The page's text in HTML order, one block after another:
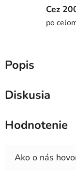
Cez
po
Popis
Diskusia
Hodnotenie